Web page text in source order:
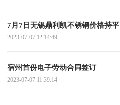
7月7日无锡鼎利凯不锈钢价格持平
2023-07-07 12:14:49
宿州首份电子劳动合同签订
2023-07-07 11:39:14